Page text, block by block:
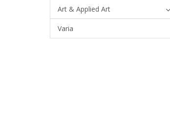
Art & Applied Art
Varia